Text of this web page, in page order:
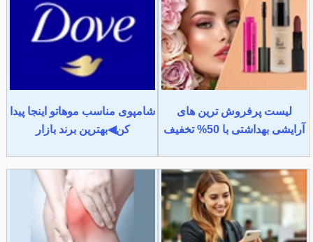
لیست پرفروش ترین های
آرایشی بهداشتی با 50% تخفیف
شامپوی مناسب موهاتو اینجا پیدا
کن◀بهترین برند بازار